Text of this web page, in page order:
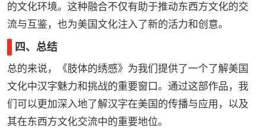
的文化环境。这种融合不仅有助于推动东西方文化的交
流与互鉴，也为美国文化注入了新的活力和创意。
四、总结
总的来说，《肢体的绣感》为我们提供了一个了解美国
文化中汉字魅力和挑战的重要窗口。通过这部作品，我
们可以更加深入地了解汉字在美国的传播与应用，以及
其在东西方文化交流中的重要地位。